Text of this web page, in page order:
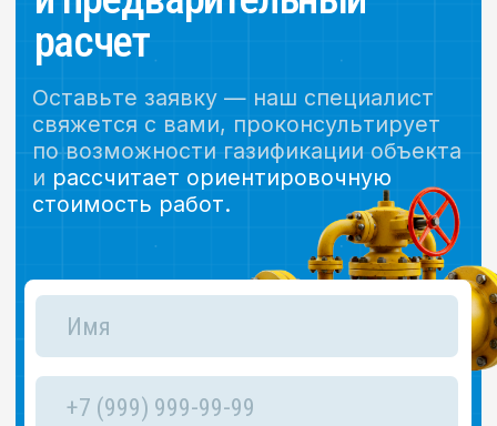
промышленных объектов в Ижевске. Мы
газоснабжения, оформляем техническую
документацию, осуществляем строительно-
монтажные работы и сопровождаем объекты
до сдачи надзорным органам. Газификация
под ключ — от консультации до запуска газа.
Политика
конфидециальности